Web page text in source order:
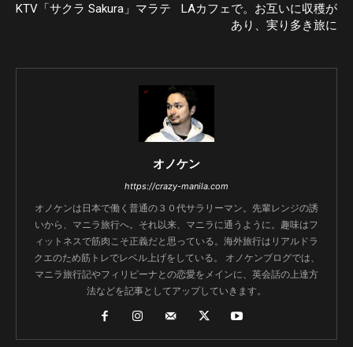
KTV「サクラ Sakura」マラテ
LAカフェで。お互いに収穫が
あり、実り多き旅に
オノケン
https://crazy-manila.com
オノケンは日本で働く普通の３０代サラリーマン。先輩レンジの誘
いから、マニラ旅行へ。それ以来、マニラに通うように。趣味はフ
ィットネスで筋肉こそ正義だと思っている。海外旅行はリアルドラ
クエのため筋トレでレベル上げをしている。 オノケンブログでは、
マニラ旅行記やフィリピーナとの恋愛をメインに、英会話の上達方
法などを記事としてアップしていきます。